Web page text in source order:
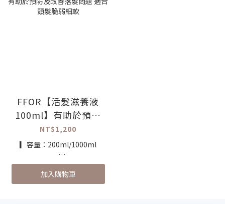
用
(視髮況而定，每週使用1-2
次)
▎備註：
使用前，建議與日常洗護系列
產品搭配使用，以增強保水功
FFOR【活髮滋養液
100ml】有助於預防
及改善落髮問題 適合
頭髮脆弱細軟
NT$1,200
▎容量：200ml/1000ml
▎產品特色：
✔ 含有獨家專利【 Redensyl
】，是有助於養成頭皮健康
加入購物車